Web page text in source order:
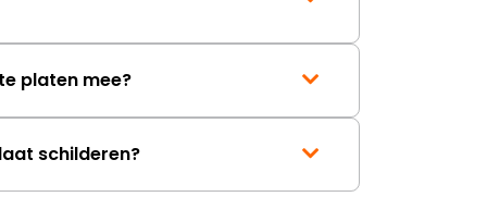
platen mee?
schilderen?